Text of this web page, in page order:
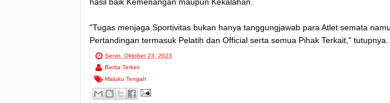
"Tugas menjaga Sportivitas bukan hanya tanggungjawab para Atlet semata
Pertandingan termasuk Pelatih dan Official serta semua Pihak Terkait," tutupnya.
Senin, Oktober 23, 2023
Berita Terkini
Maluku Tengah